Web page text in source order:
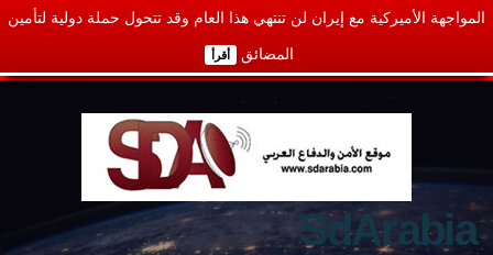
المواجهة الأميركية مع إيران لن تنتهي هذا العام وقد تتحول حملة دولية لتأمين
المضائق أقرأ
SdArabia